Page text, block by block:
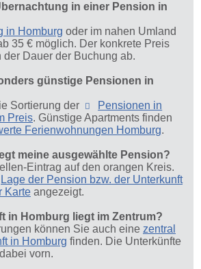
in einer Pension in
in Homburg oder im nahen Umland
35 € möglich. Der konkrete Preis
der Dauer der Buchung ab.
günstige Pensionen in
Sortierung der
Pensionen in
Preis. Günstige Apartments finden
Ferienwohnungen Homburg.
meine ausgewählte Pension?
Eintrag auf den orangen Kreis.
Lage der Pension bzw. der Unterkunft
Karte angezeigt.
in Homburg liegt im Zentrum?
können Sie auch eine zentral
in Homburg finden. Die Unterkünfte
vorn.